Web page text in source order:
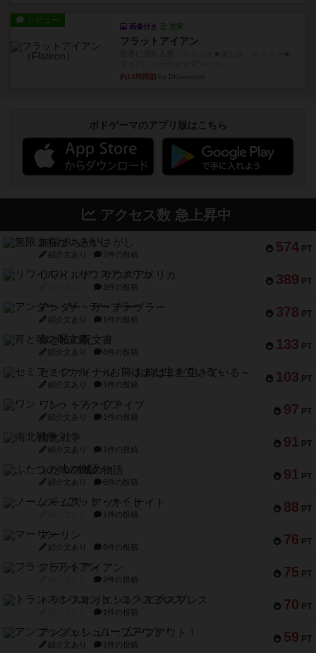
レビュー
画像付き 充実
フラットアイアン
約14時間前
ボドゲーマのアプリ版はこちら
アクセス数 急上昇中
574 PT
無限まちがいさがし
紹介文あり 2件の投稿
389 PT
リワイルド：サウスアメリカ
2件の投稿
378 PT
アンダー・ザ・テーブラー
紹介文あり 1件の投稿
133 PT
宵と暁の呪文書
紹介文あり 8件の投稿
103 PT
セミファイナル ～お前はまだ生きている～
紹介文あり 1件の投稿
97 PT
ワン・トゥ・ファイブ
紹介文あり 1件の投稿
91 PT
南北戦争
紹介文あり 1件の投稿
91 PT
ふたつの城の物語
紹介文あり 6件の投稿
88 PT
ノームズ・アット・ナイト
1件の投稿
76 PT
マーリン
紹介文あり 6件の投稿
75 PT
フラットアイアン
2件の投稿
70 PT
トランスオリエント・エクスプレス
1件の投稿
59 PT
アンブッシュ！：ムーブアウト！
紹介文あり 1件の投稿